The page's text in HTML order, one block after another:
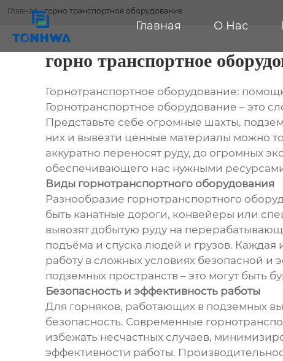
Главная О Нас
Главная-горно транспортное оборудование
горно транспортное
Горнотранспортное оборудование:
Горнотранспортное оборудование – это
Представьте себе огромные шахты,
них и вывезти ценные материалы можно
аккуратно переносят руду, до огромных
обеспечивающего нас нужными
Виды горнотранспортного оборудования
Разнообразие горнотранспортного
быть канатные дороги, конвейеры или
вывозят добытую руду на
подъёма и спуска людей и грузов.
работу в сложных условиях безопасной
подземных пространств – это могут быть
Безопасность и эффективность работы
Для горняков, работающих в подземных
безопасность. Современные
избежать несчастных случаев,
эффективности работы.